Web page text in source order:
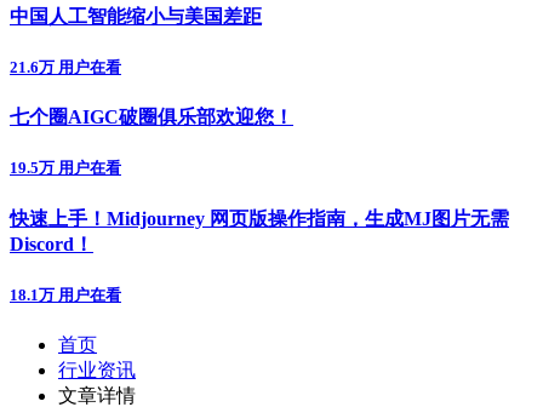
中国人工智能缩小与美国差距
21.6万 用户在看
七个圈AIGC破圈俱乐部欢迎您！
19.5万 用户在看
快速上手！Midjourney 网页版操作指南，生成MJ图片无需
Discord！
18.1万 用户在看
首页
行业资讯
文章详情